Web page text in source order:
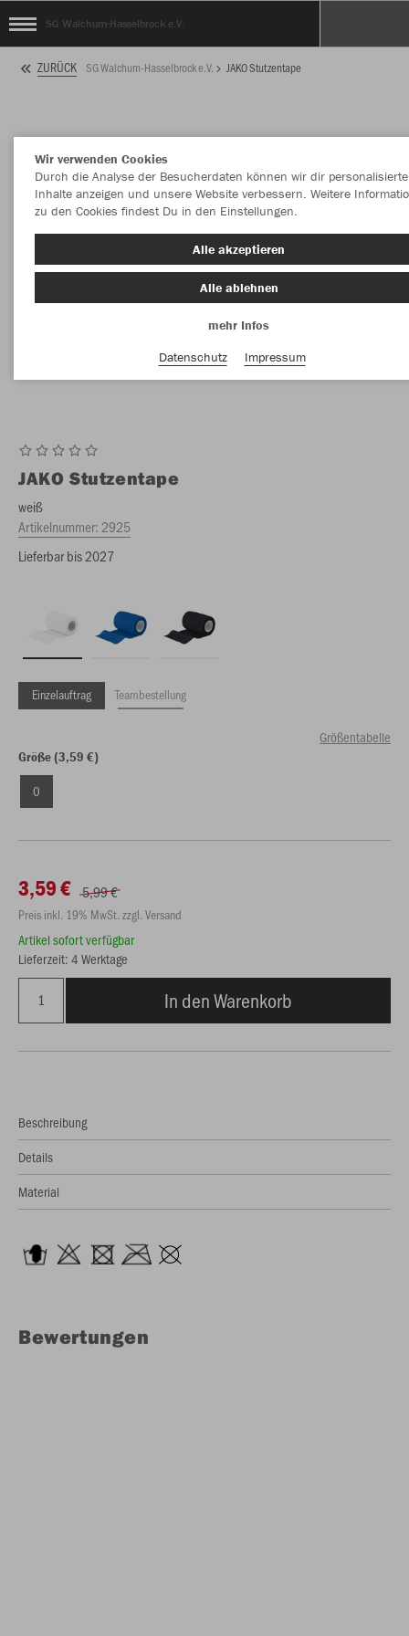
SG Walchum-Hasselbrock e.V.
ZURÜCK SG Walchum-Hasselbrock e.V. JAKO Stutzentape
JAKO Stutzentape
weiß
Artikelnummer: 2925
Lieferbar bis 2027
Einzelauftrag Teambestellung
Größentabelle
Größe (3,59 €)
0
3,59 € 5,99 €
Preis inkl. 19% MwSt. zzgl. Versand
Artikel sofort verfügbar
Lieferzeit: 4 Werktage
In den Warenkorb
Beschreibung
Details
Material
Bewertungen
Wir verwenden Cookies
Durch die Analyse der Besucherdaten können wir dir personalisierte
Inhalte anzeigen und unsere Website verbessern. Weitere
zu den Cookies findest Du in den Einstellungen.
Alle akzeptieren
Alle ablehnen
mehr Infos
Datenschutz
Impressum